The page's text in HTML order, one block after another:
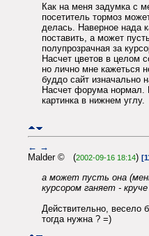
Как на меня задумка с
посетитель тормоз
делась. Наверное нада
поставить, а может
полупрозрачная за
Насчет цветов в целом
но лично мне кажеться
буддо сайт изначально
Насчет форума нормал.
картинка в нижнем углу.
← →
Malder © (2002-09-16 18:14)
а может пусть она
курсором ганяет -
Действительно, весело
тогда нужна ? =)